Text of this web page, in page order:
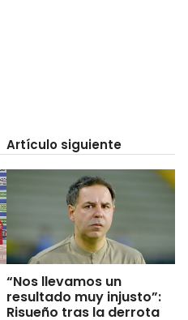
Artículo siguiente
“Nos llevamos un
resultado muy injusto”:
Risueño tras la derrota